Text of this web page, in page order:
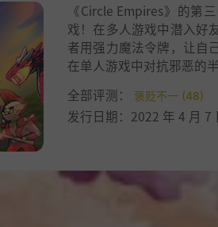
《Circle Empires》的第
戏！在多人游戏中潜入好
者用强力魔法令牌，让自
在单人游戏中对抗邪恶的半
全部评测：
褒贬不一 (48)
发行日期：2022 年 4 月 7